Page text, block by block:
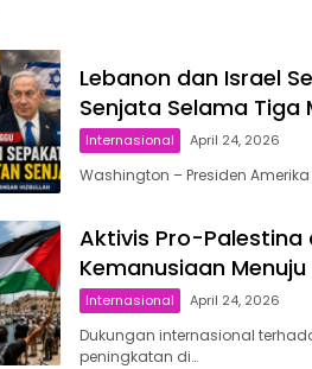
Lebanon dan Israel
Senjata Selama Tiga
Internasional April 24, 2026
Washington – Presiden
Aktivis Pro-Palestina
Kemanusiaan
Internasional April 24, 2026
Dukungan internasional
peningkatan di…